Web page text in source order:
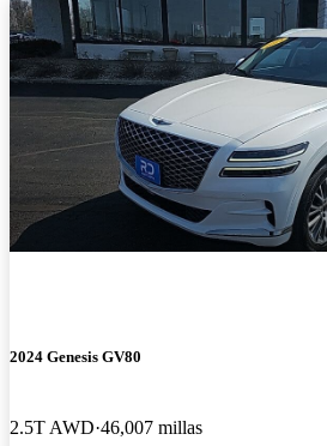
2024 Genesis GV80
2.5T AWD 46,007 millas